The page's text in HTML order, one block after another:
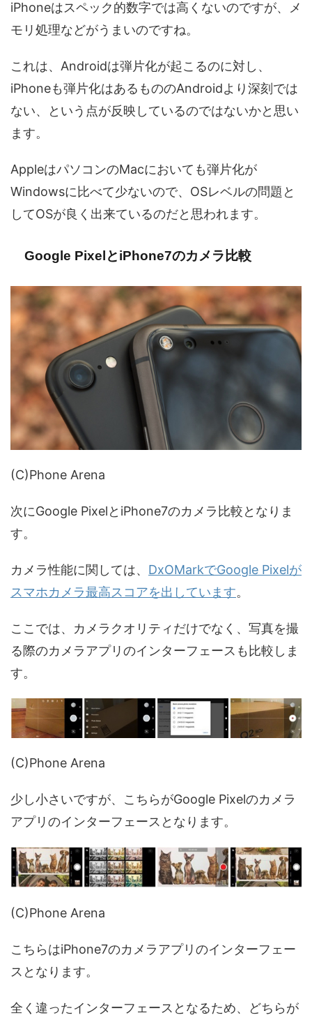
iPhoneはスペック的数字では高くないのですが、メ
モリ処理などがうまいのですね。
これは、Androidは弾片化が起こるのに対し、
iPhoneも弾片化はあるもののAndroidより深刻では
ない、という点が反映しているのではないかと思い
ます。
AppleはパソコンのMacにおいても弾片化が
Windowsに比べて少ないので、OSレベルの問題と
してOSが良く出来ているのだと思われます。
Google PixelとiPhone7のカメラ比較
(C)Phone Arena
次にGoogle PixelとiPhone7のカメラ比較となりま
す。
カメラ性能に関しては、 DxOMarkでGoogle Pixelが
スマホカメラ最高スコアを出しています。
ここでは、カメラクオリティだけでなく、写真を撮
る際のカメラアプリのインターフェースも比較しま
す。
(C)Phone Arena
少し小さいですが、こちらがGoogle Pixelのカメラ
アプリのインターフェースとなります。
(C)Phone Arena
こちらはiPhone7のカメラアプリのインターフェー
スとなります。
全く違ったインターフェースとなるため、どちらが